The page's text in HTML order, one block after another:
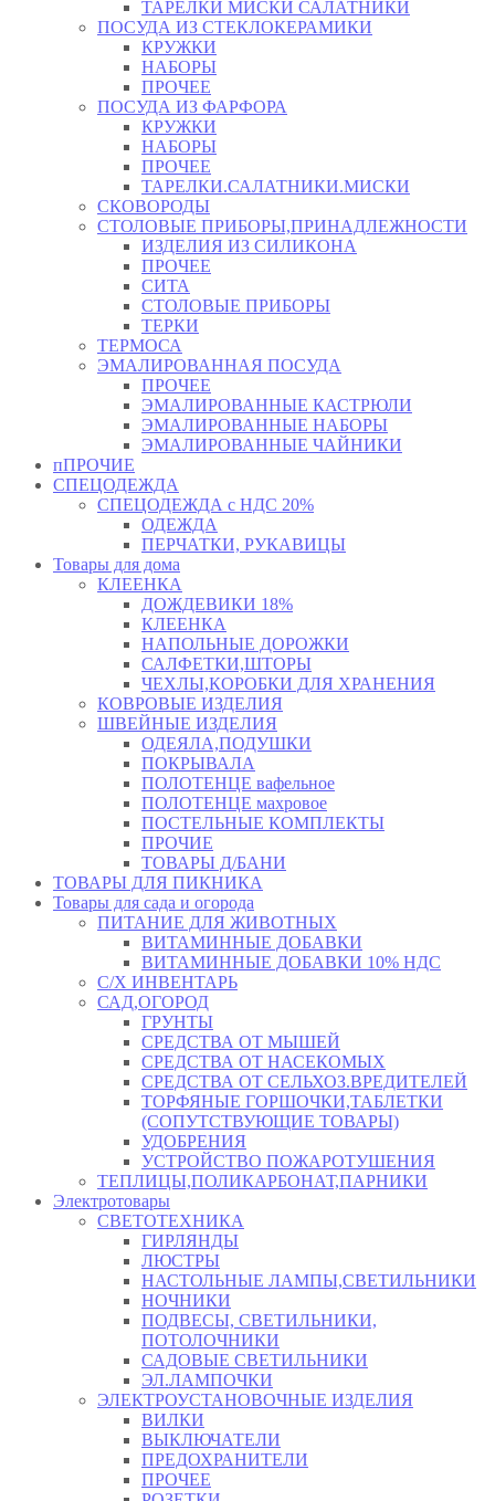
ТАРЕЛКИ МИСКИ САЛАТНИКИ
ПОСУДА ИЗ СТЕКЛОКЕРАМИКИ
КРУЖКИ
НАБОРЫ
ПРОЧЕЕ
ПОСУДА ИЗ ФАРФОРА
КРУЖКИ
НАБОРЫ
ПРОЧЕЕ
ТАРЕЛКИ.САЛАТНИКИ.МИСКИ
СКОВОРОДЫ
СТОЛОВЫЕ ПРИБОРЫ,ПРИНАДЛЕЖНОСТИ
ИЗДЕЛИЯ ИЗ СИЛИКОНА
ПРОЧЕЕ
СИТА
СТОЛОВЫЕ ПРИБОРЫ
ТЕРКИ
ТЕРМОСА
ЭМАЛИРОВАННАЯ ПОСУДА
ПРОЧЕЕ
ЭМАЛИРОВАННЫЕ КАСТРЮЛИ
ЭМАЛИРОВАННЫЕ НАБОРЫ
ЭМАЛИРОВАННЫЕ ЧАЙНИКИ
пПРОЧИЕ
СПЕЦОДЕЖДА
СПЕЦОДЕЖДА с НДС 20%
ОДЕЖДА
ПЕРЧАТКИ, РУКАВИЦЫ
Товары для дома
КЛЕЕНКА
ДОЖДЕВИКИ 18%
КЛЕЕНКА
НАПОЛЬНЫЕ ДОРОЖКИ
САЛФЕТКИ,ШТОРЫ
ЧЕХЛЫ,КОРОБКИ ДЛЯ ХРАНЕНИЯ
КОВРОВЫЕ ИЗДЕЛИЯ
ШВЕЙНЫЕ ИЗДЕЛИЯ
ОДЕЯЛА,ПОДУШКИ
ПОКРЫВАЛА
ПОЛОТЕНЦЕ вафельное
ПОЛОТЕНЦЕ махровое
ПОСТЕЛЬНЫЕ КОМПЛЕКТЫ
ПРОЧИЕ
ТОВАРЫ Д/БАНИ
ТОВАРЫ ДЛЯ ПИКНИКА
Товары для сада и огорода
ПИТАНИЕ ДЛЯ ЖИВОТНЫХ
ВИТАМИННЫЕ ДОБАВКИ
ВИТАМИННЫЕ ДОБАВКИ 10% НДС
С/Х ИНВЕНТАРЬ
САД,ОГОРОД
ГРУНТЫ
СРЕДСТВА ОТ МЫШЕЙ
СРЕДСТВА ОТ НАСЕКОМЫХ
СРЕДСТВА ОТ СЕЛЬХОЗ.ВРЕДИТЕЛЕЙ
ТОРФЯНЫЕ ГОРШОЧКИ,ТАБЛЕТКИ
(СОПУТСТВУЮЩИЕ ТОВАРЫ)
УДОБРЕНИЯ
УСТРОЙСТВО ПОЖАРОТУШЕНИЯ
ТЕПЛИЦЫ,ПОЛИКАРБОНАТ,ПАРНИКИ
Электротовары
СВЕТОТЕХНИКА
ГИРЛЯНДЫ
ЛЮСТРЫ
НАСТОЛЬНЫЕ ЛАМПЫ,СВЕТИЛЬНИКИ
НОЧНИКИ
ПОДВЕСЫ, СВЕТИЛЬНИКИ,
ПОТОЛОЧНИКИ
САДОВЫЕ СВЕТИЛЬНИКИ
ЭЛ.ЛАМПОЧКИ
ЭЛЕКТРОУСТАНОВОЧНЫЕ ИЗДЕЛИЯ
ВИЛКИ
ВЫКЛЮЧАТЕЛИ
ПРЕДОХРАНИТЕЛИ
ПРОЧЕЕ